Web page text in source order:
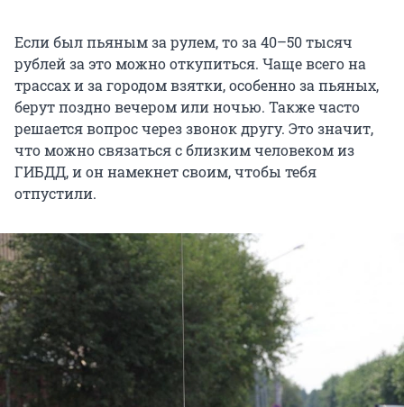
Если был пьяным за рулем, то за 40–50 тысяч
рублей за это можно откупиться. Чаще всего на
трассах и за городом взятки, особенно за пьяных,
берут поздно вечером или ночью. Также часто
решается вопрос через звонок другу. Это значит,
что можно связаться с близким человеком из
ГИБДД, и он намекнет своим, чтобы тебя
отпустили.